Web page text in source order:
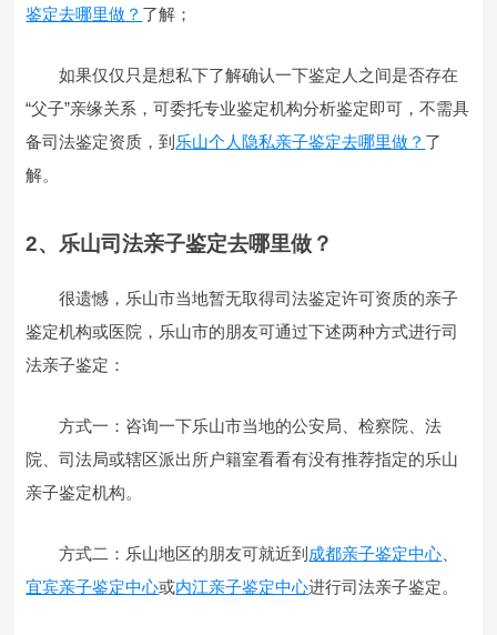
鉴定去哪里做？ 了解；
如果仅仅只是想私下了解确认一下鉴定人之间是否存在
“父子”亲缘关系，可委托专业鉴定机构分析鉴定即可，不需具
备司法鉴定资质，到 乐山个人隐私亲子鉴定去哪里做？ 了
解。
2、乐山司法亲子鉴定去哪里做？
很遗憾，乐山市当地暂无取得司法鉴定许可资质的亲子
鉴定机构或医院，乐山市的朋友可通过下述两种方式进行司
法亲子鉴定：
方式一：咨询一下乐山市当地的公安局、检察院、法
院、司法局或辖区派出所户籍室看看有没有推荐指定的乐山
亲子鉴定机构。
方式二：乐山地区的朋友可就近到 成都亲子鉴定中心
宜宾亲子鉴定中心或内江亲子鉴定中心进行司法亲子鉴定。